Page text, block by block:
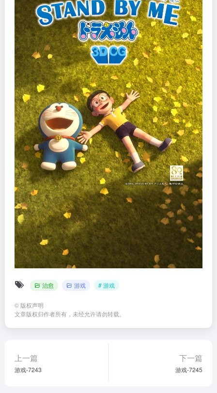
治愈 游戏 # 游戏
© 版权声明
文章版权归作者所有，未经允许请勿转载。
上一篇
游戏-7243
下一篇
游戏-7245